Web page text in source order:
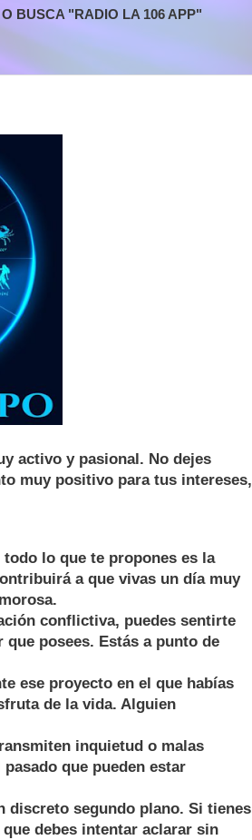
BUSCA "RADIO LA 106 APP"
activo y pasional. No dejes
muy positivo para tus intereses,
todo lo que te propones es la
a que vivas un día muy
conflictiva, puedes sentirte
posees. Estás a punto de
ese proyecto en el que habías
de la vida. Alguien
inquietud o malas
que pueden estar
discreto segundo plano. Si tienes
debes intentar aclarar sin